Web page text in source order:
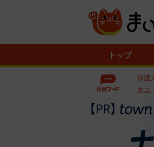
トップ
保護
ネコ